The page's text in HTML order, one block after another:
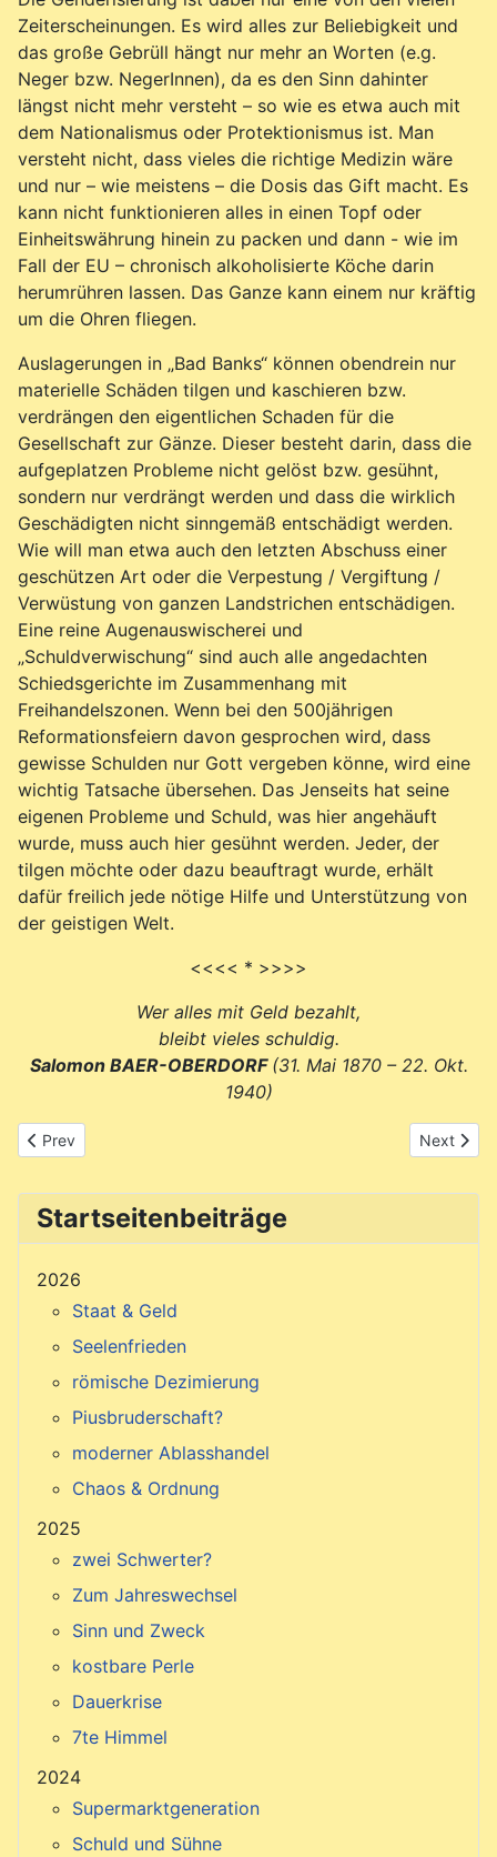
Zeiterscheinungen. Es wird alles zur Beliebigkeit und
das große Gebrüll hängt nur mehr an Worten (e.g.
Neger bzw. NegerInnen), da es den Sinn dahinter
längst nicht mehr versteht – so wie es etwa auch mit
dem Nationalismus oder Protektionismus ist. Man
versteht nicht, dass vieles die richtige Medizin wäre
und nur – wie meistens – die Dosis das Gift macht. Es
kann nicht funktionieren alles in einen Topf oder
Einheitswährung hinein zu packen und dann - wie im
Fall der EU – chronisch alkoholisierte Köche darin
herumrühren lassen. Das Ganze kann einem nur kräftig
um die Ohren fliegen.
Auslagerungen in „Bad Banks“ können obendrein nur
materielle Schäden tilgen und kaschieren bzw.
verdrängen den eigentlichen Schaden für die
Gesellschaft zur Gänze. Dieser besteht darin, dass die
aufgeplatzen Probleme nicht gelöst bzw. gesühnt,
sondern nur verdrängt werden und dass die wirklich
Geschädigten nicht sinngemäß entschädigt werden.
Wie will man etwa auch den letzten Abschuss einer
geschützen Art oder die Verpestung / Vergiftung /
Verwüstung von ganzen Landstrichen entschädigen.
Eine reine Augenauswischerei und
„Schuldverwischung“ sind auch alle angedachten
Schiedsgerichte im Zusammenhang mit
Freihandelszonen. Wenn bei den 500jährigen
Reformationsfeiern davon gesprochen wird, dass
gewisse Schulden nur Gott vergeben könne, wird eine
wichtig Tatsache übersehen. Das Jenseits hat seine
eigenen Probleme und Schuld, was hier angehäuft
wurde, muss auch hier gesühnt werden. Jeder, der
tilgen möchte oder dazu beauftragt wurde, erhält
dafür freilich jede nötige Hilfe und Unterstützung von
der geistigen Welt.
<<<< * >>>>
Wer alles mit Geld bezahlt,
bleibt vieles schuldig.
Salomon BAER-OBERDORF (31. Mai 1870 – 22. Okt.
1940)
Previous article: Ist Gott faul ?
Prev Next
Next
Startseitenbeiträge
2026
Staat & Geld
Seelenfrieden
römische Dezimierung
Piusbruderschaft?
moderner Ablasshandel
Chaos & Ordnung
2025
zwei Schwerter?
Zum Jahreswechsel
Sinn und Zweck
kostbare Perle
Dauerkrise
7te Himmel
2024
Supermarktgeneration
Schuld und Sühne